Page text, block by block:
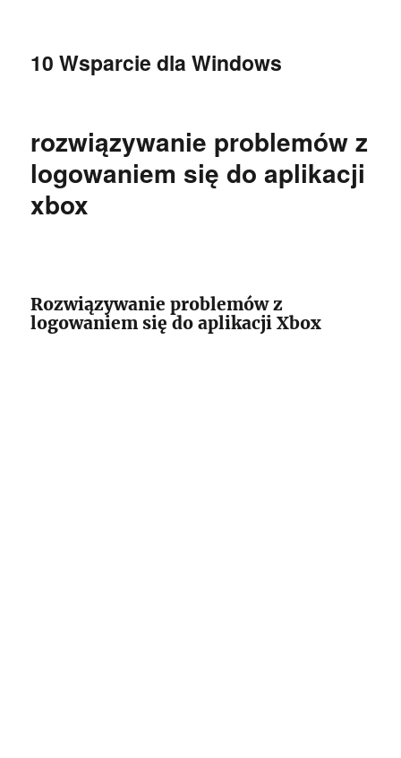
10 Wsparcie dla Windows
rozwiązywanie problemów z
logowaniem się do aplikacji
xbox
Rozwiązywanie problemów z
logowaniem się do aplikacji Xbox